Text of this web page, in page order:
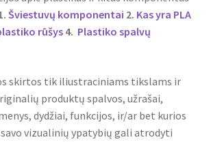
Šviestuvų komponentai 2. Kas yra PLA
rūšys4. Plastiko spalvų
skirtos tik iliustraciniams tikslams ir
produktų spalvos, užrašai,
dydžiai, funkcijos, ir/ar bet kurios
vizualinių ypatybių gali atrodyti